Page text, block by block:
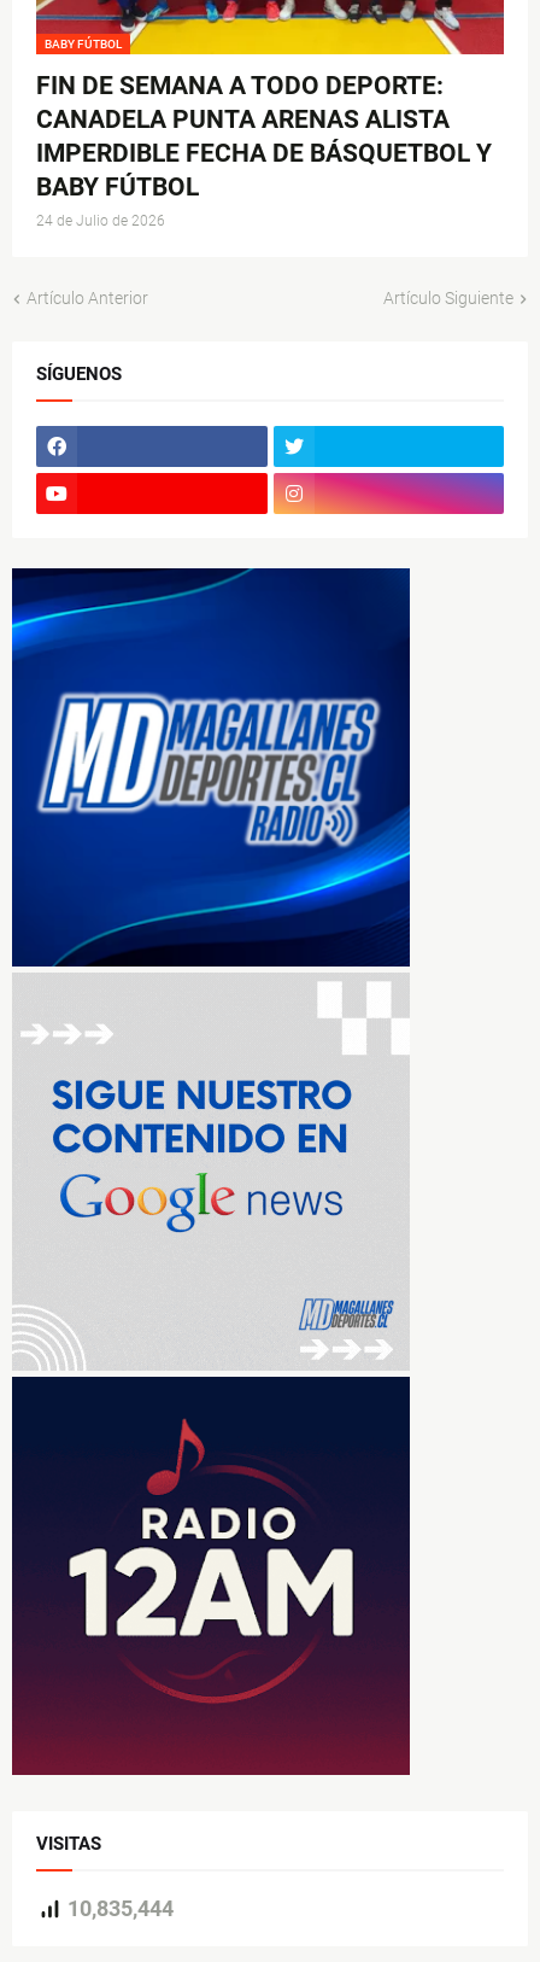
BABY FÚTBOL
FIN DE SEMANA A TODO DEPORTE:
CANADELA PUNTA ARENAS ALISTA
IMPERDIBLE FECHA DE BÁSQUETBOL Y
BABY FÚTBOL
24 de Julio de 2026
Artículo Anterior Artículo Siguiente
SÍGUENOS
VISITAS
10,835,444